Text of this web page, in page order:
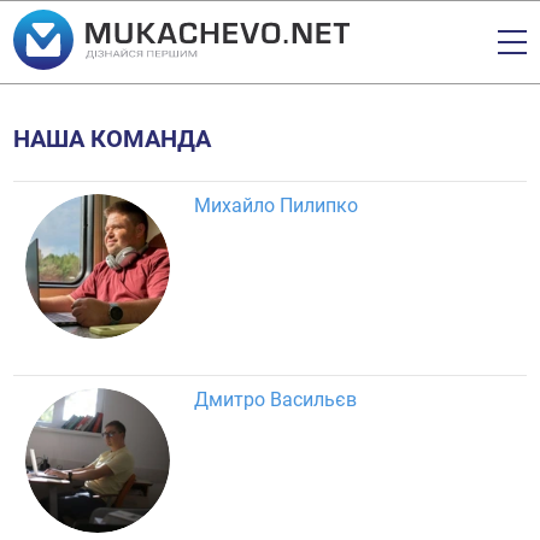
НАША КОМАНДА
Михайло Пилипко
Дмитро Васильєв